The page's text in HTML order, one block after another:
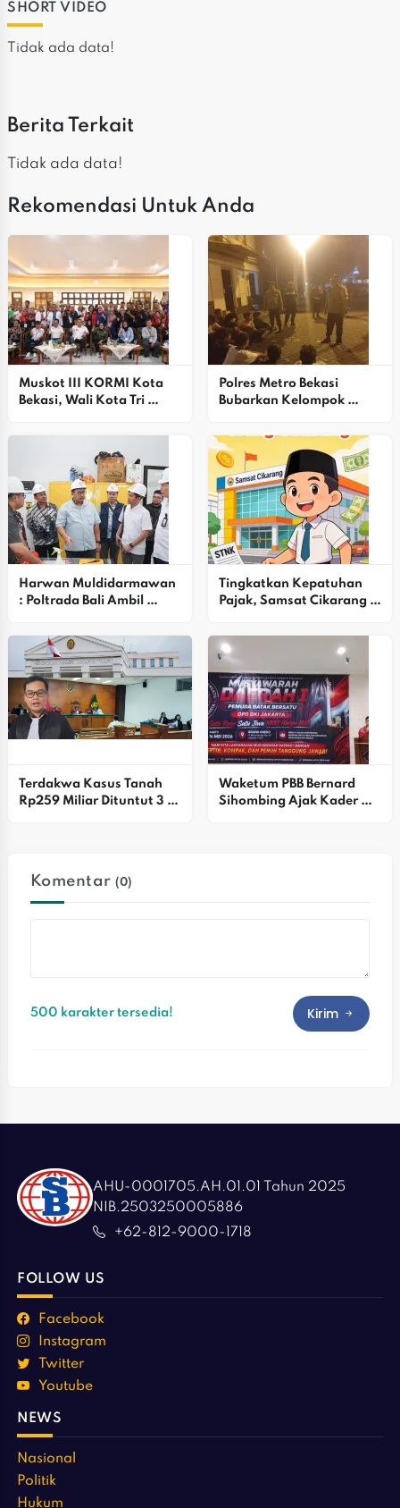
SHORT VIDEO
Tidak ada data!
Berita Terkait
Tidak ada data!
Rekomendasi Untuk Anda
Muskot III KORMI Kota
Bekasi, Wali Kota Tri
Penguatan Olahraga
Rekreasi Dan Prestasi
Polres Metro Bekasi
Bubarkan Kelompok
Kejahatan Jalanan Di
Jababeka
Harwan Muldidarmawan
: Poltrada Bali Ambil
Membangun Sistem
Keselamatan
Transportasi Nasional
Tingkatkan Kepatuhan
Pajak, Samsat Cikarang
“Gebyar Hadiah”
Terdakwa Kasus Tanah
Rp259 Miliar Dituntut 3
Waketum PBB Bernard
Sihombing Ajak Kader
Komentar(0)
500 karakter tersedia! Kirim
AHU-0001705.AH.01.01 Tahun 2025
NIB.2503250005886
+62-812-9000-1718
FOLLOW US
Facebook
Instagram
Twitter
Youtube
NEWS
Nasional
Politik
Hukum